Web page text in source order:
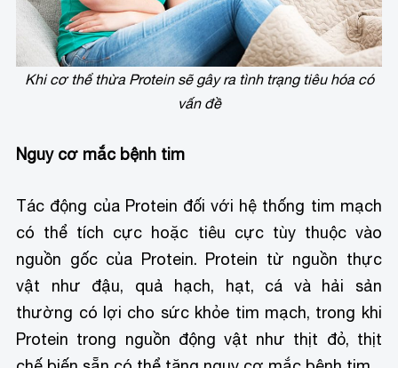
Khi cơ thể thừa Protein sẽ gây ra tình trạng tiêu hóa có
vấn đề
Nguy cơ mắc bệnh tim
Tác động của Protein đối với hệ thống tim mạch
có thể tích cực hoặc tiêu cực tùy thuộc vào
nguồn gốc của Protein. Protein từ nguồn thực
vật như đậu, quả hạch, hạt, cá và hải sản
thường có lợi cho sức khỏe tim mạch, trong khi
Protein trong nguồn động vật như thịt đỏ, thịt